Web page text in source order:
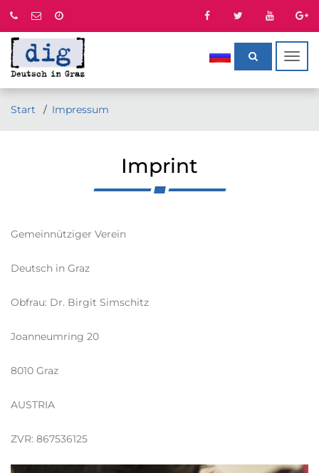
Start Impressum
Imprint
Gemeinnütziger Verein
Deutsch in Graz
Obfrau: Dr. Birgit Simschitz
Joanneumring 20
8010 Graz
AUSTRIA
ZVR: 867536125